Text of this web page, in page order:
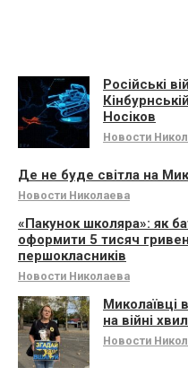
Російські
Носіков
Новости
Де не буде світла на
Новости Николаева
«Пакунок школяра»: як
оформити 5 тисяч
першокласників
Новости Николаева
Миколаївці
на війні
Новости